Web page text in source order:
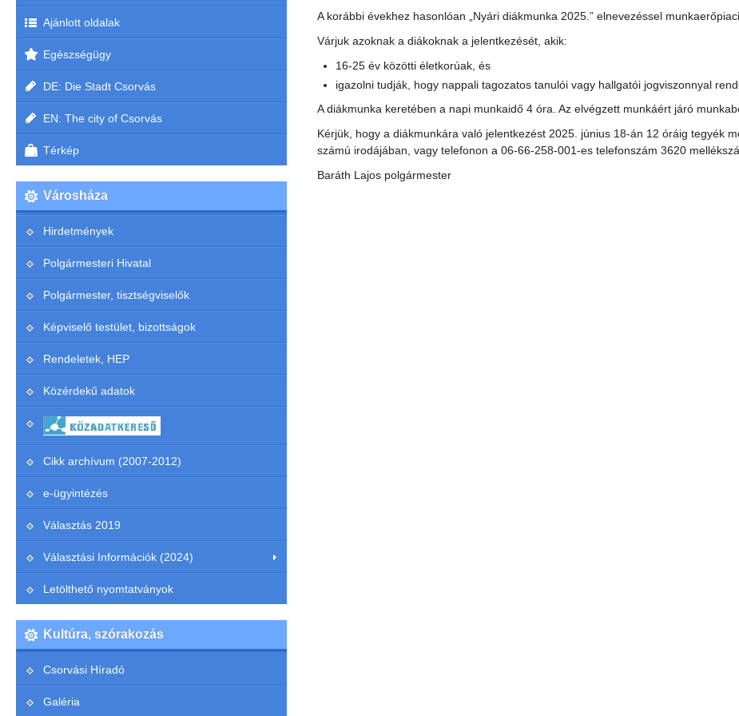
A korábbi évekhez hasonlóan „Nyári diákmunka 2025.” elnevezéssel
Várjuk azoknak a diákoknak a jelentkezését, akik:
16-25 év közötti életkorúak, és
igazolni tudják, hogy nappali tagozatos tanulói vagy hallgatói jogviszonnyal
A diákmunka keretében a napi munkaidő 4 óra. Az elvégzett munkáért járó
Kérjük, hogy a diákmunkára való jelentkezést 2025. június 18-án 12 óráig tegyék
számú irodájában, vagy telefonon a 06-66-258-001-es telefonszám 3620
Baráth Lajos polgármester
Ajánlott oldalak
Egészségügy
DE: Die Stadt Csorvás
EN: The city of Csorvás
Térkép
Városháza
Hirdetmények
Polgármesteri Hivatal
Polgármester, tisztségviselők
Képviselő testület, bizottságok
Rendeletek, HEP
Közérdekű adatok
Cikk archívum (2007-2012)
e-ügyintézés
Választás 2019
Választási Információk (2024)
Letölthető nyomtatványok
Kultúra, szórakozás
Csorvási Híradó
Galéria